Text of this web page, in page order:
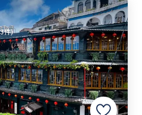
件)